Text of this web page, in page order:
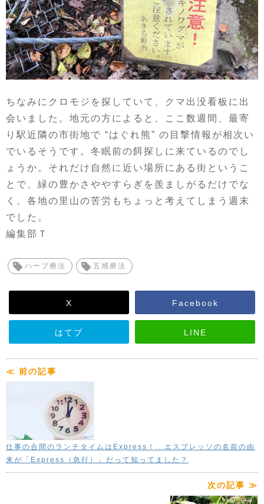
ちなみにクロモジを探していて、クマ出没看板に出
会いました。地元の方によると、ここ数週間、最寄
り駅近隣の市街地で “はぐれ熊” の目撃情報が相次い
でいるそうです。冬眠前の餌探しに来ているのでし
ょうか。それだけ自然に近い場所にある街というこ
とで、緑の豊かさややすらぎを羨ましがるだけでな
く、各地の里山の苦労もちょっと考えてしまう週末
でした。
編集部Ｔ
ハーブ療法 五感療法
X Facebook
はてブ LINE
≪ 前の記事
仕事の合間のランチタイムはExpress！...エスプレッソの名前の由
来が「Express（急行）」だって知ってました？
次の記事 ≫